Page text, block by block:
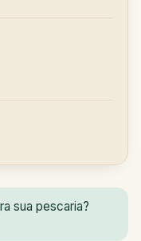
sua pescaria?